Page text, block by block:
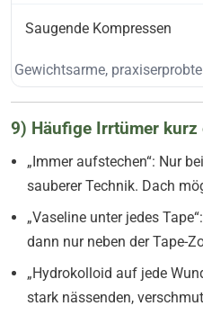
Gewichtsarme,
Saugende Kompressen
9) Häufige Irrtümer kurz
„Immer aufstechen“: Nur
sauberer Technik. Dach
„Vaseline unter jedes
dann nur neben der Tape-
„Hydrokolloid auf jede
stark nässenden,